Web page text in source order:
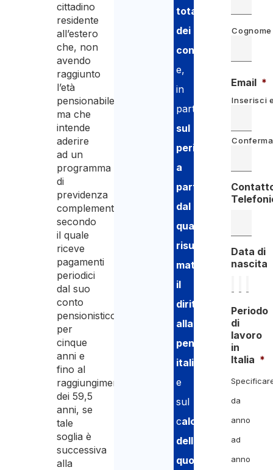
cittadino
residente
all’estero
che, non
avendo
raggiunto
l’età
pensionabile,
ma che
intende
aderire
ad un
programma
di
previdenza
complementare
secondo
il quale
riceve
pagamenti
periodici
dal suo
conto
pensionistico
per
cinque
anni e
fino al
raggiungimento
dei 59,5
anni, se
tale
soglia è
successiva
alla
totalizzazione
dei
contributi
e,
in
particolare,
sul
periodo
a
partire
dal
quale
risulta
maturato
il
diritto
alla
pensione
italiana
e
sul
calcolo
della
quota
Cognome
Email *
Inserisci
Data di
nascita
Periodo
di
lavoro
in
Italia *
da
anno
ad
anno